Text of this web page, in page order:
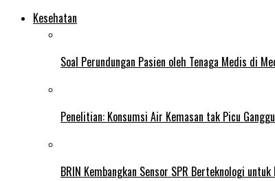
Kesehatan
Soal Perundungan Pasien oleh Tenaga Medis di
Penelitian: Konsumsi Air Kemasan tak Picu
BRIN Kembangkan Sensor SPR Berteknologi